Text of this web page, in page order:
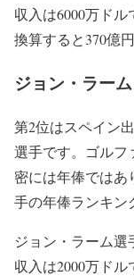
収入は6000万ド
換算すると370億
ジョン・ラーム
第2位はスペイン
選手です。ゴルフ
密には年俸ではあ
手の年俸ランキン
ジョン・ラーム選
収入は2000万ド